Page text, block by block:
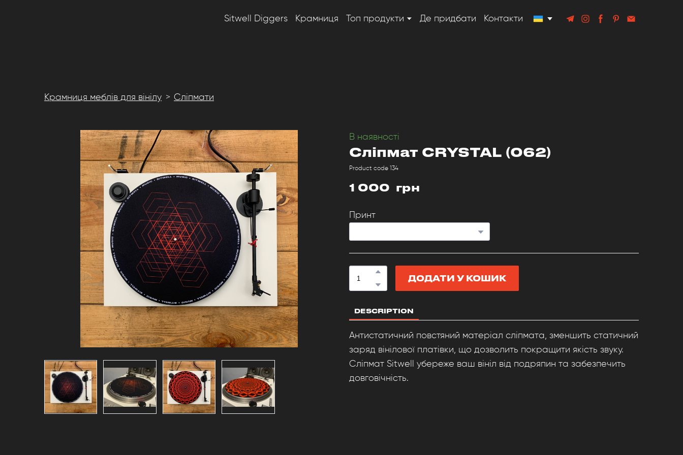
Sitwell Diggers Крамниця Топ продукти Де придбати Контакти
Крамниця меблів для вінілу Сліпмати
В наявності
Сліпмат CRYSTAL (062)
Product code 134
1 000  грн
Принт
ДОДАТИ У КОШИК
DESCRIPTION
Антистатичний повстяний матеріал сліпмата, зменшить статичний
заряд вінілової платівки, що дозволить покращити якість звуку.
Сліпмат Sitwell убереже ваш вініл від подряпин та забезпечить
довговічність.